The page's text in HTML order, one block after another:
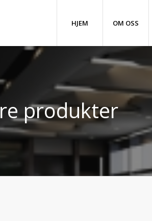
HJEM OM OSS
produkter